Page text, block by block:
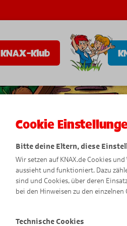
KNAX-Klub
Cookie
Bitte deine Eltern, diese
Wir setzen auf KNAX.de Cookies
aussieht und funktioniert. Dazu
sind und Cookies, über deren
bei den Hinweisen zu den
Technische Cookies